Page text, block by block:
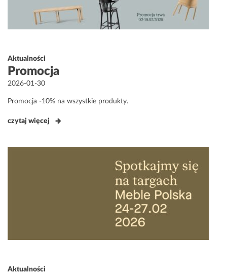
Kontakt
Aktualności
Promocja
Opublikowane
2026-01-30
Promocja -10% na wszystkie produkty.
czytaj więcej
Aktualności